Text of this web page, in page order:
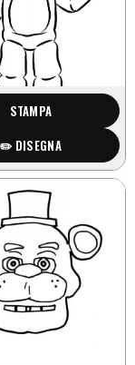
STAMPA
✏️ DISEGNA